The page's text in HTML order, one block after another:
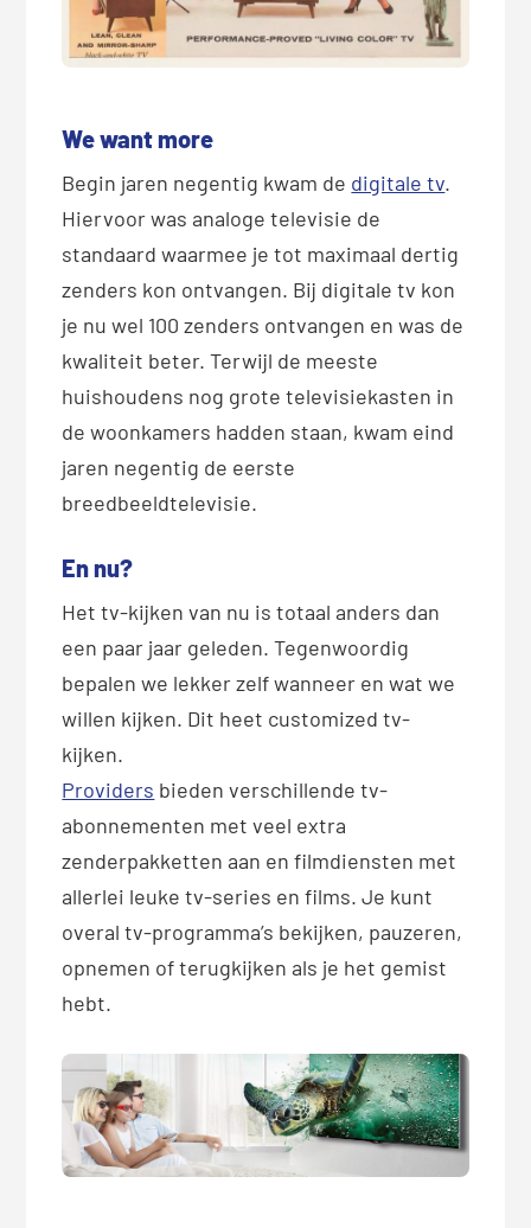
We want more
Begin jaren negentig kwam de digitale tv.
Hiervoor was analoge televisie de
standaard waarmee je tot maximaal dertig
zenders kon ontvangen. Bij digitale tv kon
je nu wel 100 zenders ontvangen en was de
kwaliteit beter. Terwijl de meeste
huishoudens nog grote televisiekasten in
de woonkamers hadden staan, kwam eind
jaren negentig de eerste
breedbeeldtelevisie.
En nu?
Het tv-kijken van nu is totaal anders dan
een paar jaar geleden. Tegenwoordig
bepalen we lekker zelf wanneer en wat we
willen kijken. Dit heet customized tv-
kijken.
Providers bieden verschillende tv-
abonnementen met veel extra
zenderpakketten aan en filmdiensten met
allerlei leuke tv-series en films. Je kunt
overal tv-programma’s bekijken, pauzeren,
opnemen of terugkijken als je het gemist
hebt.